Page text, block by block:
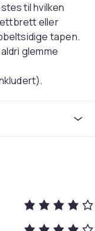
til hvilken
eller
tapen.
glemme